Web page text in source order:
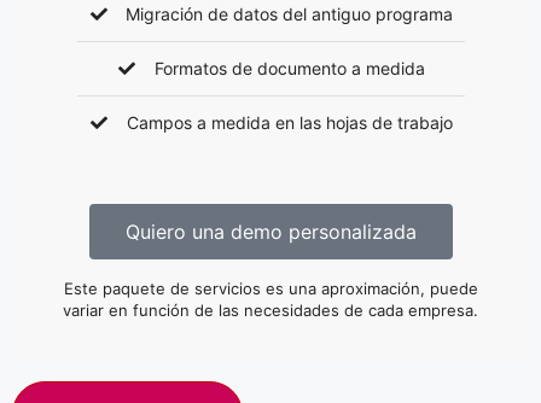
Migración de datos del antiguo programa
Formatos de documento a medida
Campos a medida en las hojas de trabajo
Quiero una demo personalizada
Este paquete de servicios es una aproximación, puede
variar en función de las necesidades de cada empresa.